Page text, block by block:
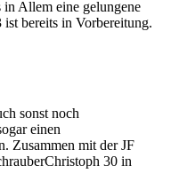
Allem eine gelungene
bereits in Vorbereitung.
sonst noch
einen
Zusammen mit der JF
30 in